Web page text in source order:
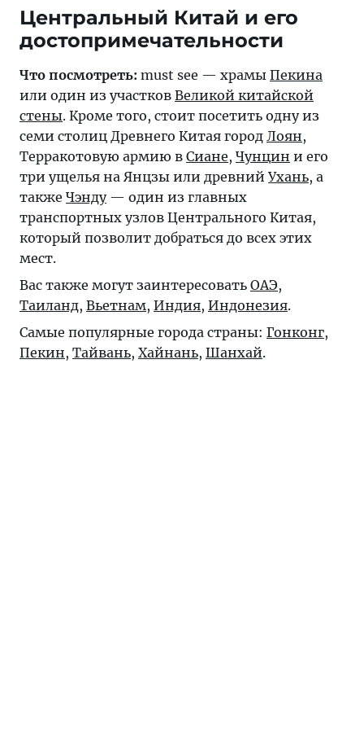
Центральный Китай и его
достопримечательности
Что посмотреть: must see — храмы Пекина
или один из участков Великой китайской
стены. Кроме того, стоит посетить одну из
семи столиц Древнего Китая город Лоян,
Терракотовую армию в Сиане, Чунцин и его
три ущелья на Янцзы или древний Ухань, а
также Чэнду— один из главных
транспортных узлов Центрального Китая,
который позволит добраться до всех этих
мест.
Вас также могут заинтересовать ОАЭ,
Таиланд, Вьетнам, Индия, Индонезия.
Самые популярные города страны: Гонконг,
Пекин, Тайвань, Хайнань, Шанхай.